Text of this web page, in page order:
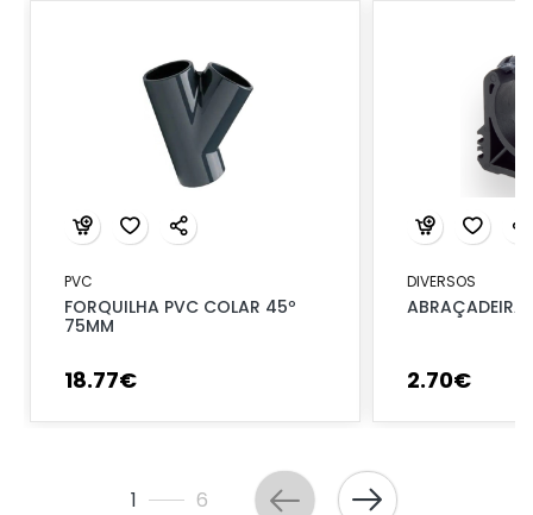
PVC
FORQUILHA PVC COLAR 45º
75MM
18.77€
DIVERSOS
ABRAÇADEIRA
2.70€
1 6